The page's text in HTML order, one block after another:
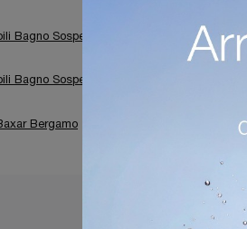
Bagno Sospesi A Verona Negozio
Bagno Sospesi A Bergamo
Bergamo